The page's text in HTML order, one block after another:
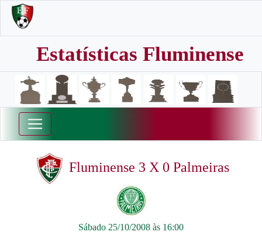
Estatísticas Fluminense
Fluminense 3 X 0 Palmeiras
Sábado 25/10/2008 às 16:00